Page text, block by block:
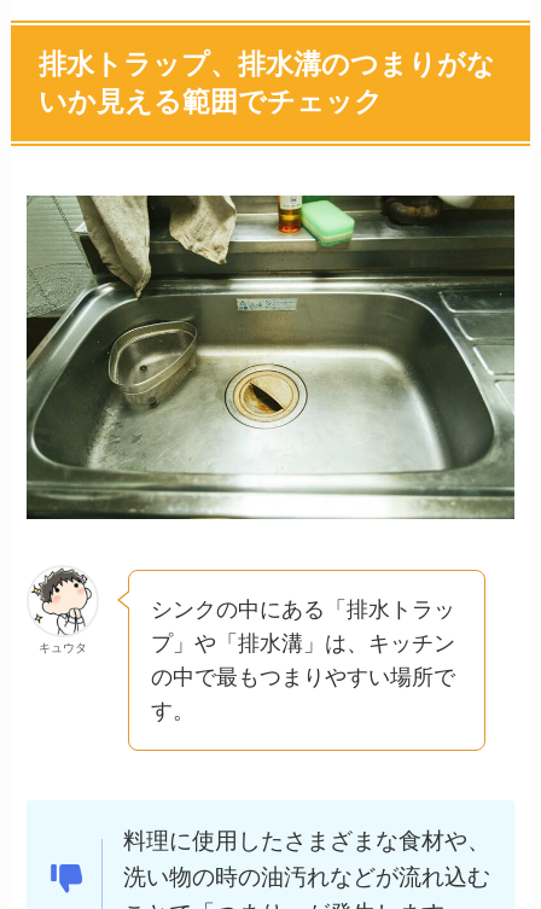
排水トラップ、排水溝のつまりがな
いか見える範囲でチェック
キュウタ
シンクの中にある「排水トラッ
プ」や「排水溝」は、キッチン
の中で最もつまりやすい場所で
す。
料理に使用したさまざまな食材や、
洗い物の時の油汚れなどが流れ込む